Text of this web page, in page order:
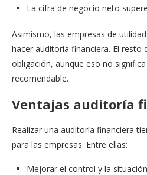
La cifra de negocio neto
Asimismo, las empresas de
hacer auditoria financiera. El resto
obligación, aunque eso no
recomendable.
Ventajas auditoría
Realizar una auditoría financiera
para las empresas. Entre ellas:
Mejorar el control y la